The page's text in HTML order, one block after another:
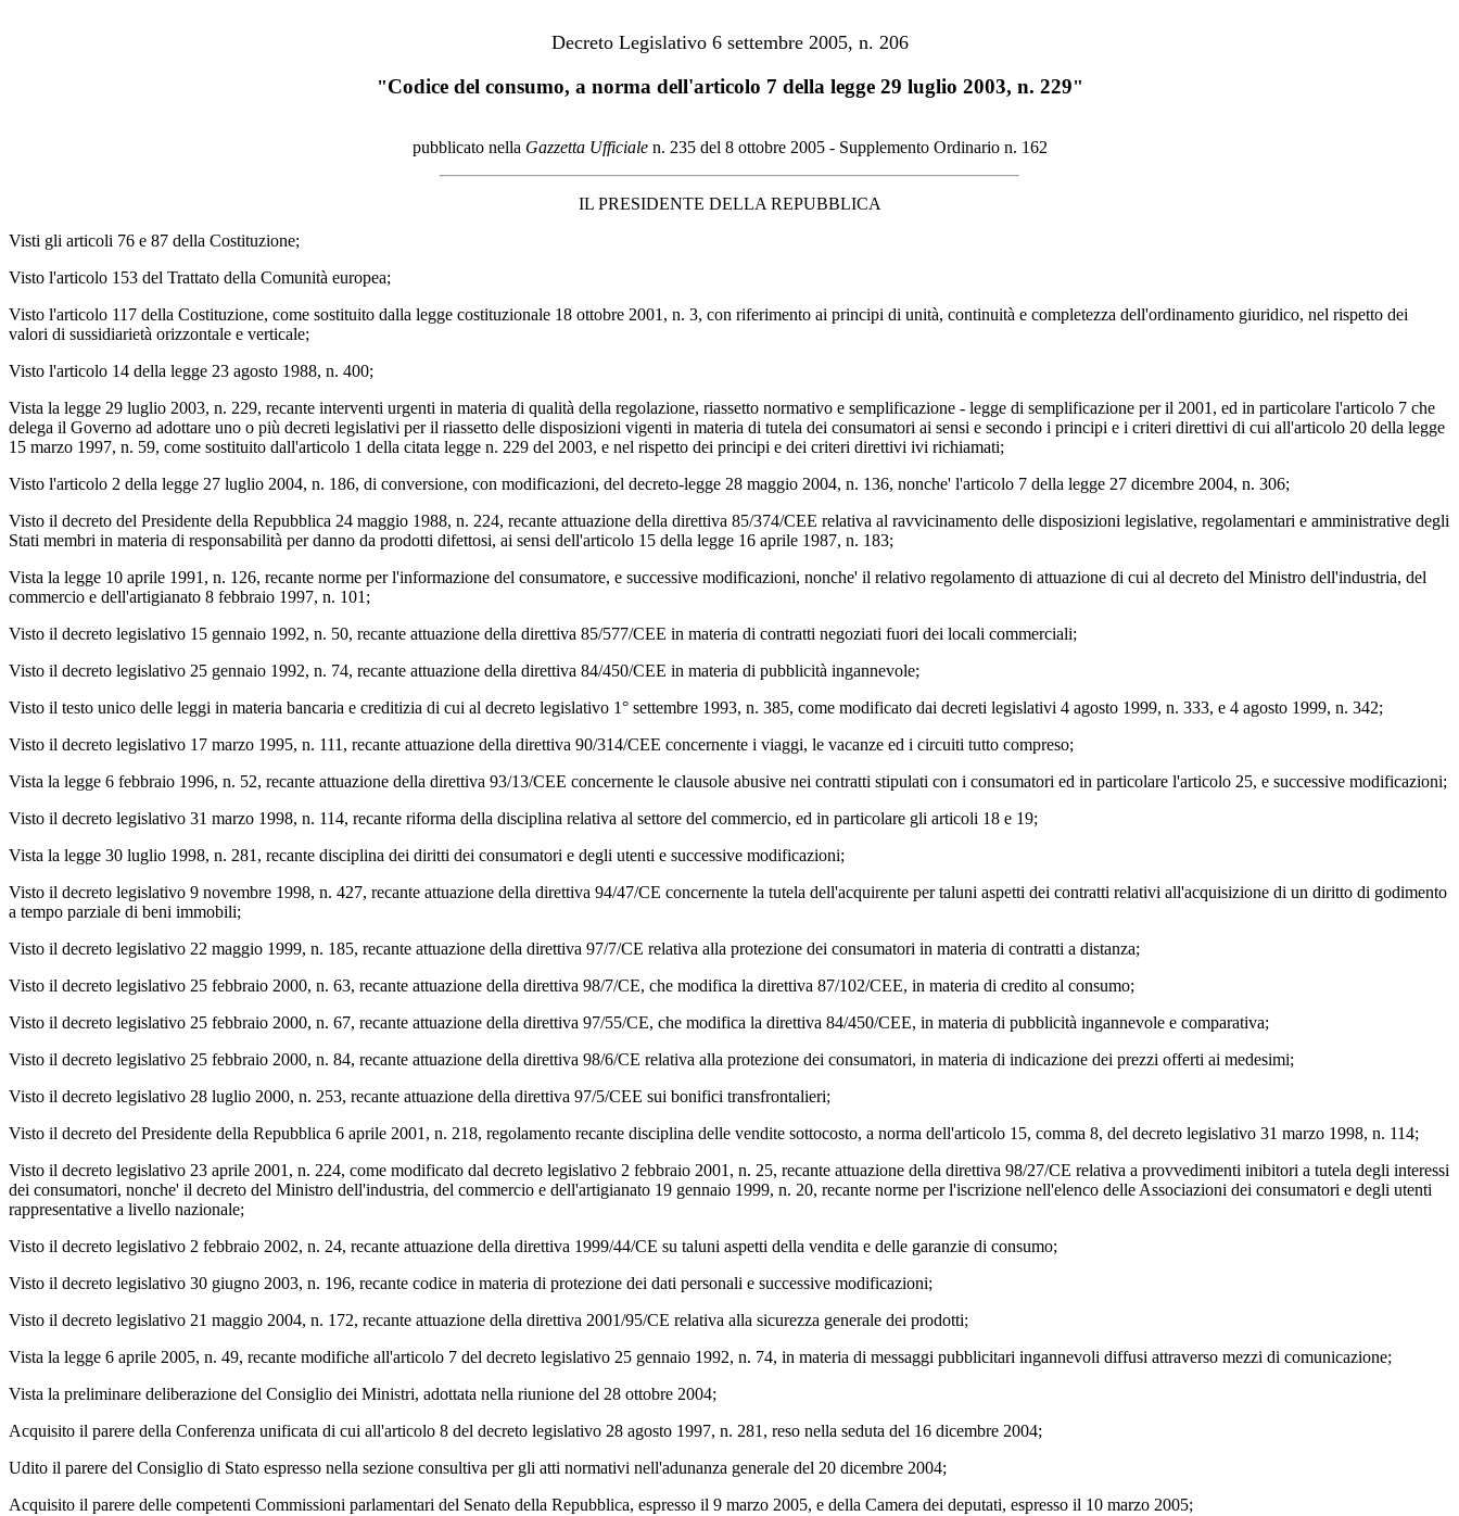
Decreto Legislativo 6 settembre 2005, n. 206
"Codice del consumo, a norma dell'articolo 7 della legge 29 luglio 2003, n. 229"
pubblicato nella Gazzetta Ufficialen. 235 del 8 ottobre 2005 - Supplemento Ordinario n. 162
IL PRESIDENTE DELLA REPUBBLICA
Visti gli articoli 76 e 87 della Costituzione;
Visto l'articolo 153 del Trattato della Comunità europea;
Visto l'articolo 117 della Costituzione, come sostituito dalla legge costituzionale 18 ottobre 2001, n. 3, con riferimento ai principi di unità, continuità e completezza dell'ordinamento giuridico, nel rispetto dei
valori di sussidiarietà orizzontale e verticale;
Visto l'articolo 14 della legge 23 agosto 1988, n. 400;
Vista la legge 29 luglio 2003, n. 229, recante interventi urgenti in materia di qualità della regolazione, riassetto normativo e semplificazione - legge di semplificazione per il 2001, ed in particolare l'articolo 7 che
delega il Governo ad adottare uno o più decreti legislativi per il riassetto delle disposizioni vigenti in materia di tutela dei consumatori ai sensi e secondo i principi e i criteri direttivi di cui all'articolo 20 della legge
15 marzo 1997, n. 59, come sostituito dall'articolo 1 della citata legge n. 229 del 2003, e nel rispetto dei principi e dei criteri direttivi ivi richiamati;
Visto l'articolo 2 della legge 27 luglio 2004, n. 186, di conversione, con modificazioni, del decreto-legge 28 maggio 2004, n. 136, nonche' l'articolo 7 della legge 27 dicembre 2004, n. 306;
Visto il decreto del Presidente della Repubblica 24 maggio 1988, n. 224, recante attuazione della direttiva 85/374/CEE relativa al ravvicinamento delle disposizioni legislative, regolamentari e amministrative degli
Stati membri in materia di responsabilità per danno da prodotti difettosi, ai sensi dell'articolo 15 della legge 16 aprile 1987, n. 183;
Vista la legge 10 aprile 1991, n. 126, recante norme per l'informazione del consumatore, e successive modificazioni, nonche' il relativo regolamento di attuazione di cui al decreto del Ministro dell'industria, del
commercio e dell'artigianato 8 febbraio 1997, n. 101;
Visto il decreto legislativo 15 gennaio 1992, n. 50, recante attuazione della direttiva 85/577/CEE in materia di contratti negoziati fuori dei locali commerciali;
Visto il decreto legislativo 25 gennaio 1992, n. 74, recante attuazione della direttiva 84/450/CEE in materia di pubblicità ingannevole;
Visto il testo unico delle leggi in materia bancaria e creditizia di cui al decreto legislativo 1° settembre 1993, n. 385, come modificato dai decreti legislativi 4 agosto 1999, n. 333, e 4 agosto 1999, n. 342;
Visto il decreto legislativo 17 marzo 1995, n. 111, recante attuazione della direttiva 90/314/CEE concernente i viaggi, le vacanze ed i circuiti tutto compreso;
Vista la legge 6 febbraio 1996, n. 52, recante attuazione della direttiva 93/13/CEE concernente le clausole abusive nei contratti stipulati con i consumatori ed in particolare l'articolo 25, e successive modificazioni;
Visto il decreto legislativo 31 marzo 1998, n. 114, recante riforma della disciplina relativa al settore del commercio, ed in particolare gli articoli 18 e 19;
Vista la legge 30 luglio 1998, n. 281, recante disciplina dei diritti dei consumatori e degli utenti e successive modificazioni;
Visto il decreto legislativo 9 novembre 1998, n. 427, recante attuazione della direttiva 94/47/CE concernente la tutela dell'acquirente per taluni aspetti dei contratti relativi all'acquisizione di un diritto di godimento
a tempo parziale di beni immobili;
Visto il decreto legislativo 22 maggio 1999, n. 185, recante attuazione della direttiva 97/7/CE relativa alla protezione dei consumatori in materia di contratti a distanza;
Visto il decreto legislativo 25 febbraio 2000, n. 63, recante attuazione della direttiva 98/7/CE, che modifica la direttiva 87/102/CEE, in materia di credito al consumo;
Visto il decreto legislativo 25 febbraio 2000, n. 67, recante attuazione della direttiva 97/55/CE, che modifica la direttiva 84/450/CEE, in materia di pubblicità ingannevole e comparativa;
Visto il decreto legislativo 25 febbraio 2000, n. 84, recante attuazione della direttiva 98/6/CE relativa alla protezione dei consumatori, in materia di indicazione dei prezzi offerti ai medesimi;
Visto il decreto legislativo 28 luglio 2000, n. 253, recante attuazione della direttiva 97/5/CEE sui bonifici transfrontalieri;
Visto il decreto del Presidente della Repubblica 6 aprile 2001, n. 218, regolamento recante disciplina delle vendite sottocosto, a norma dell'articolo 15, comma 8, del decreto legislativo 31 marzo 1998, n. 114;
Visto il decreto legislativo 23 aprile 2001, n. 224, come modificato dal decreto legislativo 2 febbraio 2001, n. 25, recante attuazione della direttiva 98/27/CE relativa a provvedimenti inibitori a tutela degli interessi
dei consumatori, nonche' il decreto del Ministro dell'industria, del commercio e dell'artigianato 19 gennaio 1999, n. 20, recante norme per l'iscrizione nell'elenco delle Associazioni dei consumatori e degli utenti
rappresentative a livello nazionale;
Visto il decreto legislativo 2 febbraio 2002, n. 24, recante attuazione della direttiva 1999/44/CE su taluni aspetti della vendita e delle garanzie di consumo;
Visto il decreto legislativo 30 giugno 2003, n. 196, recante codice in materia di protezione dei dati personali e successive modificazioni;
Visto il decreto legislativo 21 maggio 2004, n. 172, recante attuazione della direttiva 2001/95/CE relativa alla sicurezza generale dei prodotti;
Vista la legge 6 aprile 2005, n. 49, recante modifiche all'articolo 7 del decreto legislativo 25 gennaio 1992, n. 74, in materia di messaggi pubblicitari ingannevoli diffusi attraverso mezzi di comunicazione;
Vista la preliminare deliberazione del Consiglio dei Ministri, adottata nella riunione del 28 ottobre 2004;
Acquisito il parere della Conferenza unificata di cui all'articolo 8 del decreto legislativo 28 agosto 1997, n. 281, reso nella seduta del 16 dicembre 2004;
Udito il parere del Consiglio di Stato espresso nella sezione consultiva per gli atti normativi nell'adunanza generale del 20 dicembre 2004;
Acquisito il parere delle competenti Commissioni parlamentari del Senato della Repubblica, espresso il 9 marzo 2005, e della Camera dei deputati, espresso il 10 marzo 2005;